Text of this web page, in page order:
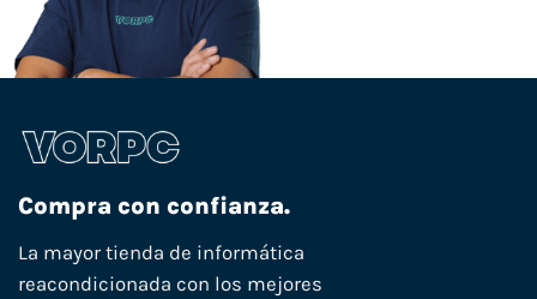
Compra con confianza.
La mayor tienda de informática
reacondicionada con los mejores